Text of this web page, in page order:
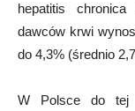
hepatitis
dawców krwi
do 4,3% (średnio
W Polsce do tej